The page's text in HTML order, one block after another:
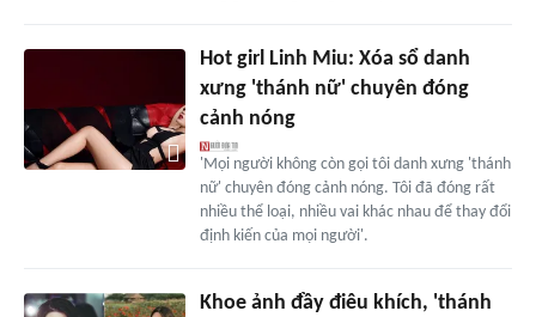
Hot girl Linh Miu: Xóa sổ danh
xưng 'thánh nữ' chuyên đóng
cảnh nóng
'Mọi người không còn gọi tôi danh xưng 'thánh
nữ' chuyên đóng cảnh nóng. Tôi đã đóng rất
nhiều thể loại, nhiều vai khác nhau để thay đổi
định kiến của mọi người'.
Khoe ảnh đầy điêu khích, 'thánh